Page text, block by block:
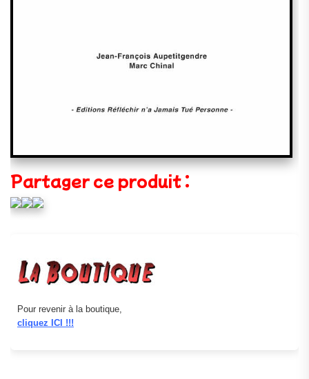
Partager ce produit :
Pour revenir à la boutique,
cliquez ICI !!!